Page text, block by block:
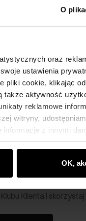
O
oraz
ustawienia
pliki cookie, klikając
także aktywność
reklamowe
witryny,
informacje z innymi
OK,
Ochnik
Klubu Klienta i